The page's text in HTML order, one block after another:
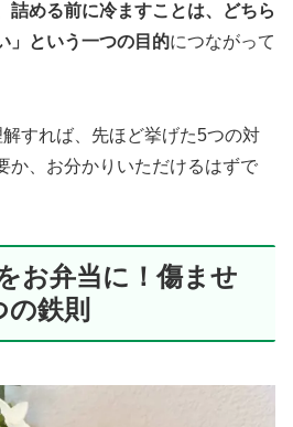
詰める前に冷ますことは、どちら
」という一つの目的につながって
すれば、先ほど挙げた5つの対
か、お分かりいただけるはずで
お弁当に！傷ませ
鉄則